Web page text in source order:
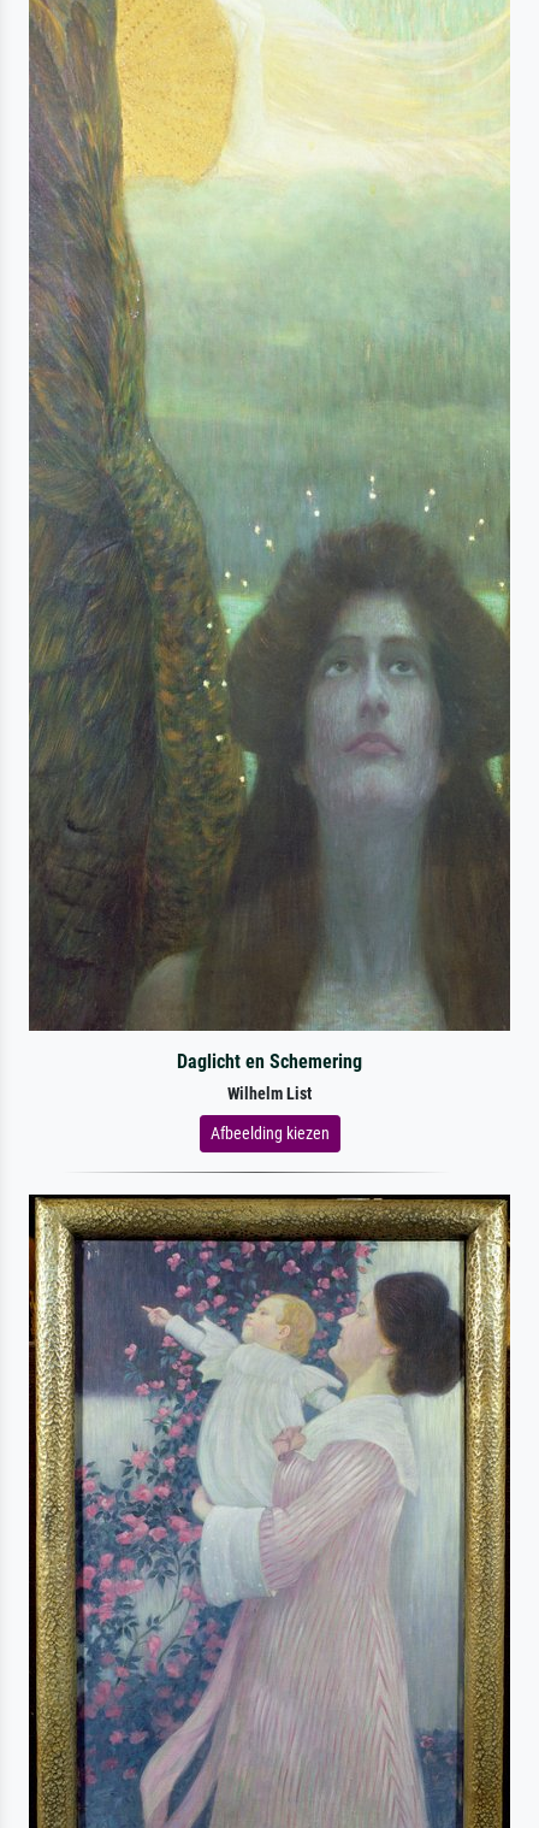
Daglicht en Schemering
Wilhelm List
Afbeelding kiezen